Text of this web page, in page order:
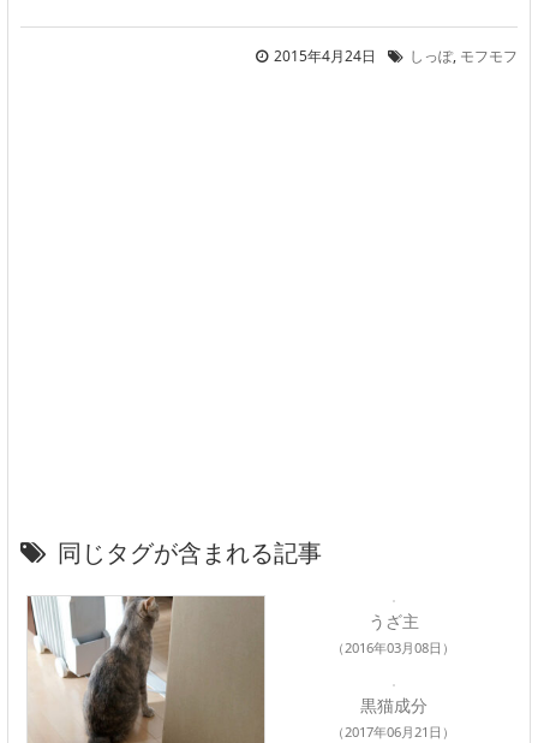
2015年4月24日 しっぽ, モフモフ
同じタグが含まれる記事
うざ主
（2016年03月08日）
黒猫成分
（2017年06月21日）